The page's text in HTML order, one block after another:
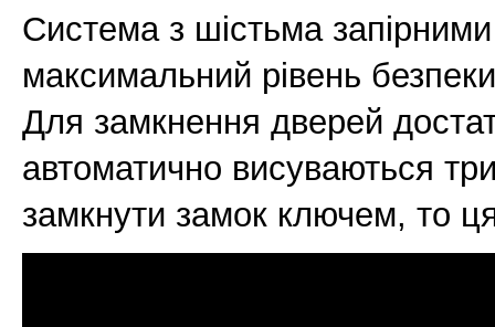
Система з шістьма
максимальний рівень
Для замкнення дверей
автоматично висуваються
замкнути замок ключем, то